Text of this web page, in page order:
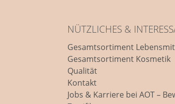
NÜTZLICHES &
Gesamtsortiment
Gesamtsortiment Kosmetik
Qualität
Kontakt
Jobs & Karriere bei AOT –